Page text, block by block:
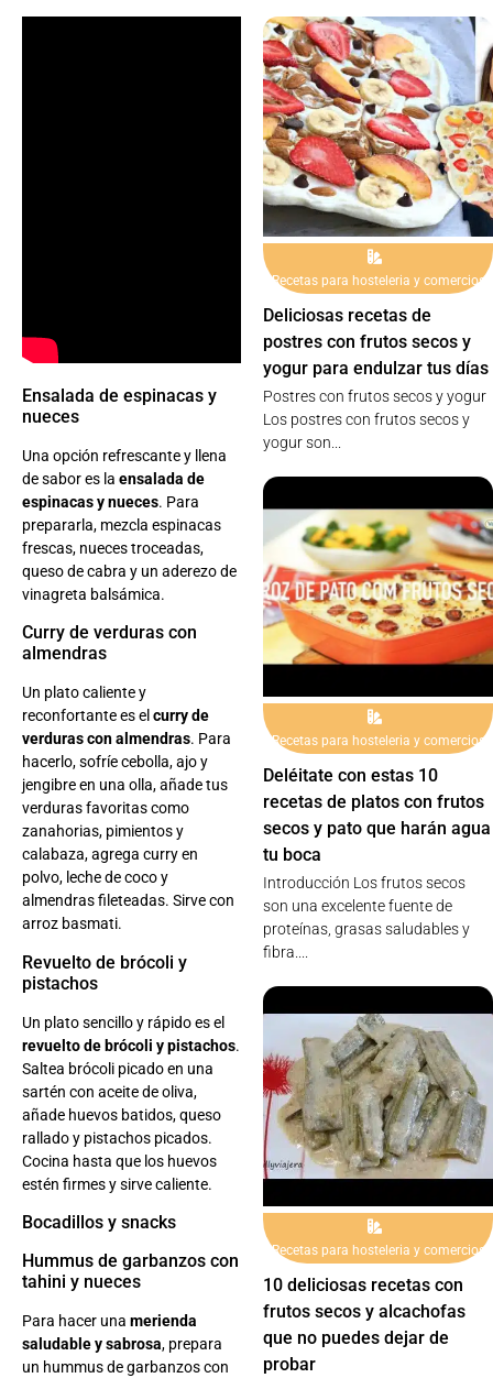
Ensalada de espinacas y
nueces
Una opción refrescante y llena
de sabor es la ensalada de
espinacas y nueces. Para
prepararla, mezcla espinacas
frescas, nueces troceadas,
queso de cabra y un aderezo de
vinagreta balsámica.
Curry de verduras con
almendras
Un plato caliente y
reconfortante es el curry de
verduras con almendras. Para
hacerlo, sofríe cebolla, ajo y
jengibre en una olla, añade tus
verduras favoritas como
zanahorias, pimientos y
calabaza, agrega curry en
polvo, leche de coco y
almendras fileteadas. Sirve con
arroz basmati.
Revuelto de brócoli y
pistachos
Un plato sencillo y rápido es el
revuelto de brócoli y pistachos.
Saltea brócoli picado en una
sartén con aceite de oliva,
añade huevos batidos, queso
rallado y pistachos picados.
Cocina hasta que los huevos
estén firmes y sirve caliente.
Bocadillos y snacks
Hummus de garbanzos con
tahini y nueces
Para hacer una merienda
saludable y sabrosa, prepara
un hummus de garbanzos con
Recetas para hosteleria y comercios
Deliciosas recetas de
postres con frutos secos y
yogur para endulzar tus días
Postres con frutos secos y yogur
Los postres con frutos secos y
yogur son...
Recetas para hosteleria y comercios
Deléitate con estas 10
recetas de platos con frutos
secos y pato que harán agua
tu boca
Introducción Los frutos secos
son una excelente fuente de
proteínas, grasas saludables y
fibra....
Recetas para hosteleria y comercios
10 deliciosas recetas con
frutos secos y alcachofas
que no puedes dejar de
probar